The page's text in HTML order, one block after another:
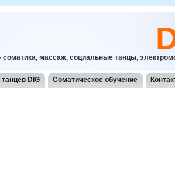
массаж, социальные танцы,
DIG Соматическое обучение